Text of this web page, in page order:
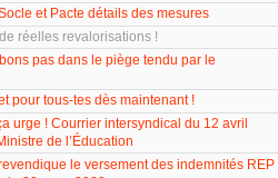
et Pacte détails des mesures
réelles revalorisations !
pas dans le piège tendu par le
pour tous-tes dès maintenant !
urge ! Courrier intersyndical du 12 avril
de l’Éducation
le versement des indemnités REP